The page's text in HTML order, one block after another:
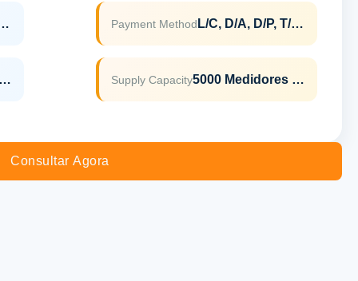
,3C, ISO9001,
GP-002: Vidro De Privacidade Congelado De 5 Mm
Payment Method L/C, D/A, D/P, T/T, Western Union, MoneyGram
Supply Capacity 5000 Medidores Quadrados Pelo Mês
Consultar Agora